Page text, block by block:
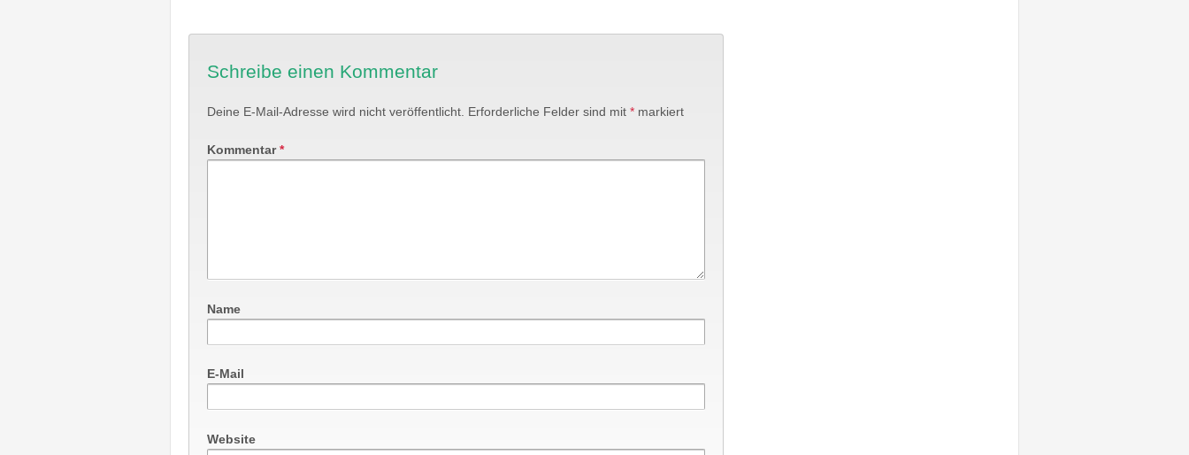
Schreibe einen Kommentar
Deine E-Mail-Adresse wird nicht veröffentlicht. Erforderliche Felder sind mit * markiert
Kommentar*
Name
E-Mail
Website